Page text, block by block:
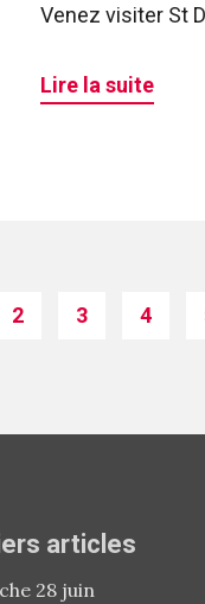
Venez visiter St
Lire la suite
2 3 4
articles
28 juin